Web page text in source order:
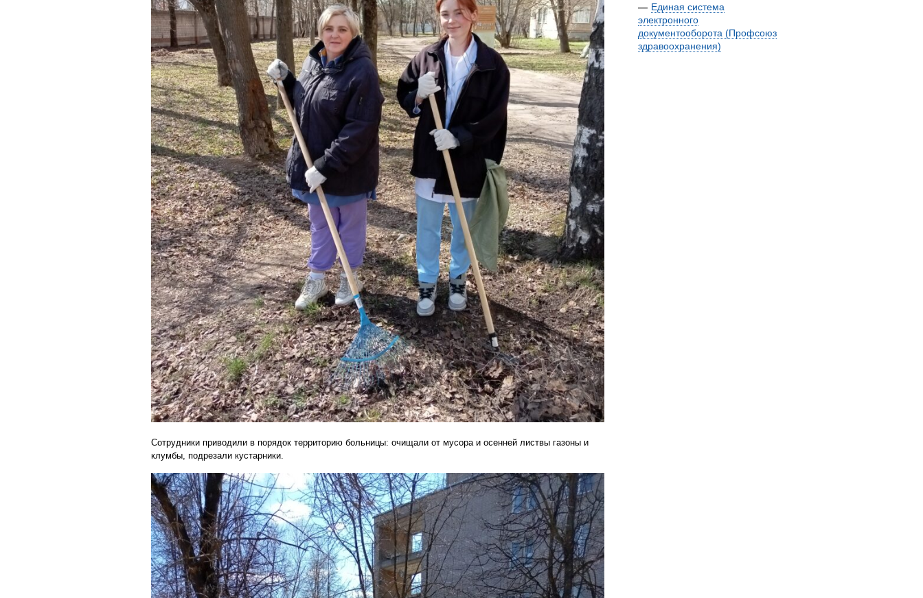
Сотрудники приводили в порядок территорию больницы: очищали от мусора и осенней листвы газоны и
клумбы, подрезали кустарники.
— Единая система
электронного
документооборота (Профсоюз
здравоохранения)